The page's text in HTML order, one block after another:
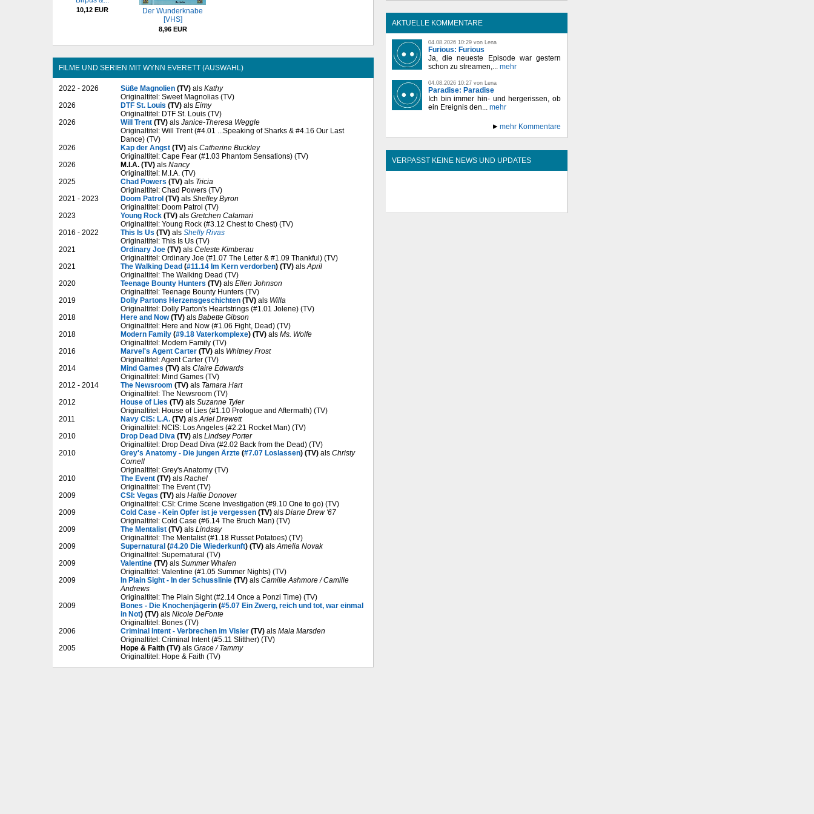
10,12 EUR
Der Wunderknabe
[VHS]
8,96 EUR
FILME UND SERIEN MIT WYNN EVERETT (AUSWAHL)
2022 - 2026 Süße Magnolien (TV) als Kathy
Originaltitel: Sweet Magnolias (TV)
2026
DTF St. Louis (TV) als Eimy
Originaltitel: DTF St. Louis (TV)
2026
Will Trent (TV) als Janice-Theresa Weggle
Originaltitel: Will Trent (#4.01 ...Speaking of Sharks & #4.16 Our Last
Dance) (TV)
2026
Kap der Angst (TV) als Catherine Buckley
Originaltitel: Cape Fear (#1.03 Phantom Sensations) (TV)
2026
M.I.A. (TV) als Nancy
Originaltitel: M.I.A. (TV)
2025
Chad Powers (TV) als Tricia
Originaltitel: Chad Powers (TV)
2021 - 2023
Doom Patrol (TV) als Shelley Byron
Originaltitel: Doom Patrol (TV)
2023
Young Rock (TV) als Gretchen Calamari
Originaltitel: Young Rock (#3.12 Chest to Chest) (TV)
2016 - 2022
This Is Us (TV) als Shelly Rivas
Originaltitel: This Is Us (TV)
2021
Ordinary Joe (TV) als Celeste Kimberau
Originaltitel: Ordinary Joe (#1.07 The Letter & #1.09 Thankful) (TV)
2021
The Walking Dead (#11.14 Im Kern verdorben) (TV) alsApril
Originaltitel: The Walking Dead (TV)
2020
Teenage Bounty Hunters (TV) als Ellen Johnson
Originaltitel: Teenage Bounty Hunters (TV)
2019
Dolly Partons Herzensgeschichten (TV) als Willa
Originaltitel: Dolly Parton's Heartstrings (#1.01 Jolene) (TV)
2018
Here and Now(TV) als Babette Gibson
Originaltitel: Here and Now (#1.06 Fight, Dead) (TV)
2018
Modern Family (#9.18 Vaterkomplexe) (TV) als Ms. Wolfe
Originaltitel: Modern Family (TV)
2016
Marvel's Agent Carter (TV) als Whitney Frost
Originaltitel: Agent Carter (TV)
2014
Mind Games (TV) als Claire Edwards
Originaltitel: Mind Games (TV)
2012 - 2014
The Newsroom (TV) als Tamara Hart
Originaltitel: The Newsroom (TV)
2012
House of Lies (TV) als Suzanne Tyler
Originaltitel: House of Lies (#1.10 Prologue and Aftermath) (TV)
2011
Navy CIS: L.A. (TV) alsAriel Drewett
Originaltitel: NCIS: Los Angeles (#2.21 Rocket Man) (TV)
2010
Drop Dead Diva (TV) als Lindsey Porter
Originaltitel: Drop Dead Diva (#2.02 Back from the Dead) (TV)
2010
Grey's Anatomy - Die jungen Ärzte (#7.07 Loslassen) (TV) als Christy
Cornell
Originaltitel: Grey's Anatomy (TV)
2010
The Event (TV) als Rachel
Originaltitel: The Event (TV)
2009
CSI: Vegas (TV) als Hallie Donover
Originaltitel: CSI: Crime Scene Investigation (#9.10 One to go) (TV)
2009
Cold Case - Kein Opfer ist je vergessen (TV) als Diane Drew '67
Originaltitel: Cold Case (#6.14 The Bruch Man) (TV)
2009
The Mentalist (TV) als Lindsay
Originaltitel: The Mentalist (#1.18 Russet Potatoes) (TV)
2009
Supernatural (#4.20 Die Wiederkunft) (TV) alsAmelia Novak
Originaltitel: Supernatural (TV)
2009
Valentine (TV) als Summer Whalen
Originaltitel: Valentine (#1.05 Summer Nights) (TV)
2009
In Plain Sight - In der Schusslinie (TV) als Camille Ashmore / Camille
Andrews
Originaltitel: The Plain Sight (#2.14 Once a Ponzi Time) (TV)
2009
Bones - Die Knochenjägerin (#5.07 Ein Zwerg, reich und tot, war einmal
in Not) (TV) als Nicole DeFonte
Originaltitel: Bones (TV)
2006
Criminal Intent - Verbrechen im Visier (TV) als Mala Marsden
Originaltitel: Criminal Intent (#5.11 Slitther) (TV)
2005
Hope & Faith (TV) als Grace / Tammy
Originaltitel: Hope & Faith (TV)
AKTUELLE KOMMENTARE
04.08.2026 10:29 von Lena
Furious: Furious
Ja, die neueste Episode war gestern
schon zu streamen,... mehr
04.08.2026 10:27 von Lena
Paradise: Paradise
Ich bin immer hin- und hergerissen, ob
ein Ereignis den... mehr
mehr Kommentare
VERPASST KEINE NEWS UND UPDATES